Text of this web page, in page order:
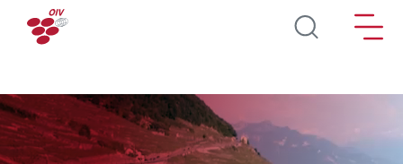
Pasar al contenido principal